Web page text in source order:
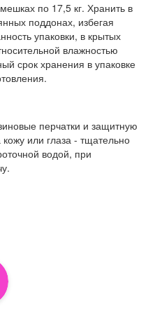
по 17,5 кг. Хранить в
поддонах, избегая
упаковки, в крытых
влажностью
срок хранения в упаковке
перчатки и защитную
или глаза - тщательно
водой, при